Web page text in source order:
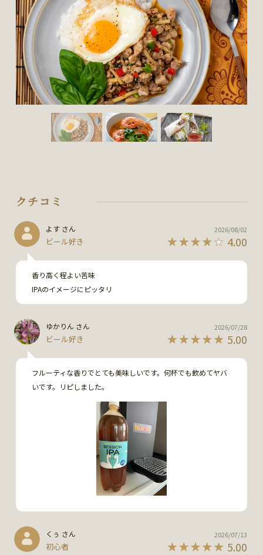
クチコミ
よす さん
ビール好き 4.00
2026/08/02
香り高く程よい苦味
IPAのイメージにピッタリ
ゆかりん さん
ビール好き 5.00
2026/07/28
フルーティな香りでとても美味しいです。何杯でも飲めてヤバ
いです。リピしました。
くぅ さん
初心者 5.00
2026/07/13